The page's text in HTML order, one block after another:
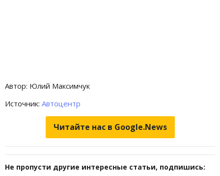
Автор: Юлий Максимчук
Источник: Автоцентр
Читайте нас в Google.News
Не пропусти другие интересные статьи, подпишись: